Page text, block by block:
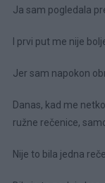
Ja sam pogledala
I prvi put me nije
Jer sam napokon
Danas, kad me
ružne rečenice,
Nije to bila jedna